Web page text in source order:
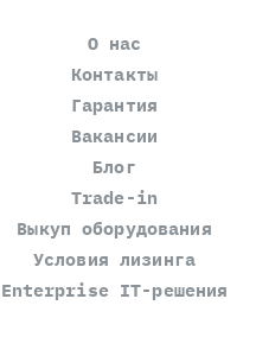
О нас
Контакты
Гарантия
Вакансии
Блог
Trade-in
Выкуп оборудования
Условия лизинга
Enterprise IT-решения